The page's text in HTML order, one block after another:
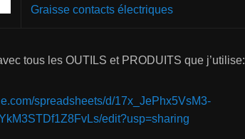
Graisse contacts électriques
tous les OUTILS et PRODUITS que j’utilise:
spreadsheets/d/17x_JePhx5VsM3-
edit?usp=sharing